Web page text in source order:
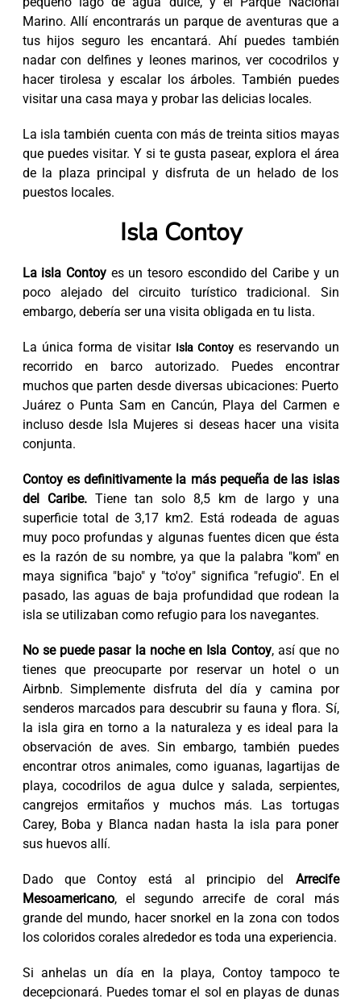
Marino. Allí encontrarás un parque de aventuras que a
tus hijos seguro les encantará. Ahí puedes también
nadar con delfines y leones marinos, ver cocodrilos y
hacer tirolesa y escalar los árboles. También puedes
visitar una casa maya y probar las delicias locales.
La isla también cuenta con más de treinta sitios mayas
que puedes visitar. Y si te gusta pasear, explora el área
de la plaza principal y disfruta de un helado de los
puestos locales.
Isla Contoy
La isla Contoyes un tesoro escondido del Caribe y un
poco alejado del circuito turístico tradicional. Sin
embargo, debería ser una visita obligada en tu lista.
La única forma de visitar Isla Contoy es reservando un
recorrido en barco autorizado. Puedes encontrar
muchos que parten desde diversas ubicaciones: Puerto
Juárez o Punta Sam en Cancún, Playa del Carmen e
incluso desde Isla Mujeres si deseas hacer una visita
conjunta.
Contoy es definitivamente la más pequeña de las islas
del Caribe.Tiene tan solo 8,5 km de largo y una
superficie total de 3,17 km2. Está rodeada de aguas
muy poco profundas y algunas fuentes dicen que ésta
es la razón de su nombre, ya que la palabra "kom" en
maya significa "bajo" y "to'oy" significa "refugio". En el
pasado, las aguas de baja profundidad que rodean la
isla se utilizaban como refugio para los navegantes.
No se puede pasar la noche en Isla Contoy, así que no
tienes que preocuparte por reservar un hotel o un
Airbnb. Simplemente disfruta del día y camina por
senderos marcados para descubrir su fauna y flora. Sí,
la isla gira en torno a la naturaleza y es ideal para la
observación de aves. Sin embargo, también puedes
encontrar otros animales, como iguanas, lagartijas de
playa, cocodrilos de agua dulce y salada, serpientes,
cangrejos ermitaños y muchos más. Las tortugas
Carey, Boba y Blanca nadan hasta la isla para poner
sus huevos allí.
Dado que Contoy está al principio del Arrecife
Mesoamericano, el segundo arrecife de coral más
grande del mundo, hacer snorkel en la zona con todos
los coloridos corales alrededor es toda una experiencia.
Si anhelas un día en la playa, Contoy tampoco te
decepcionará. Puedes tomar el sol en playas de dunas